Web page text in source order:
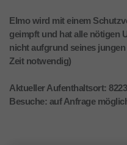
Elmo wird mit einem
geimpft und hat alle nötigen
nicht aufgrund seines
Zeit notwendig)
Aktueller Aufenthaltsort:
Besuche: auf Anfrage